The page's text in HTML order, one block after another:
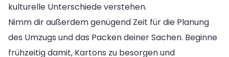
kulturelle Unterschiede verstehen.
Nimm dir außerdem genügend Zeit für die Planung
des Umzugs und das Packen deiner Sachen. Beginne
frühzeitig damit, Kartons zu besorgen und